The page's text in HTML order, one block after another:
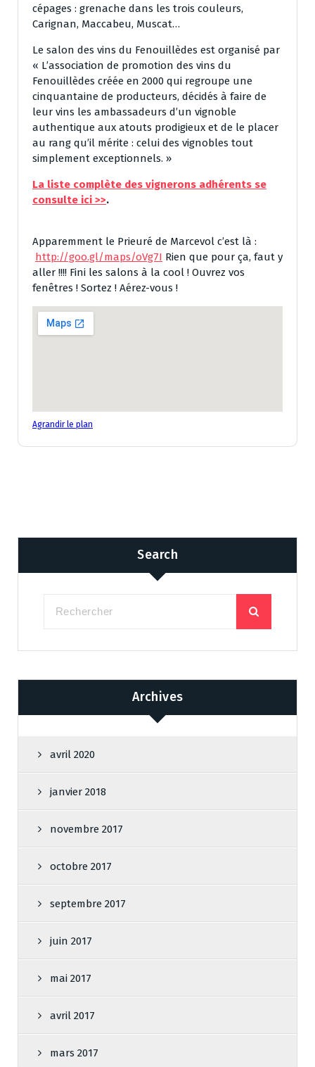
cépages : grenache dans les trois couleurs,
Carignan, Maccabeu, Muscat…
Le salon des vins du Fenouillèdes est organisé par
« L’association de promotion des vins du
Fenouillèdes créée en 2000 qui regroupe une
cinquantaine de producteurs, décidés à faire de
leur vins les ambassadeurs d’un vignoble
authentique aux atouts prodigieux et de le placer
au rang qu’il mérite : celui des vignobles tout
simplement exceptionnels. »
La liste complète des vignerons adhérents se
consulte ici >>.
Apparemment le Prieuré de Marcevol c’est là :
http://goo.gl/maps/oVg7I Rien que pour ça, faut y
aller !!!! Fini les salons à la cool ! Ouvrez vos
fenêtres ! Sortez ! Aérez-vous !
Agrandir le plan
Search
Archives
avril 2020
janvier 2018
novembre 2017
octobre 2017
septembre 2017
juin 2017
mai 2017
avril 2017
mars 2017